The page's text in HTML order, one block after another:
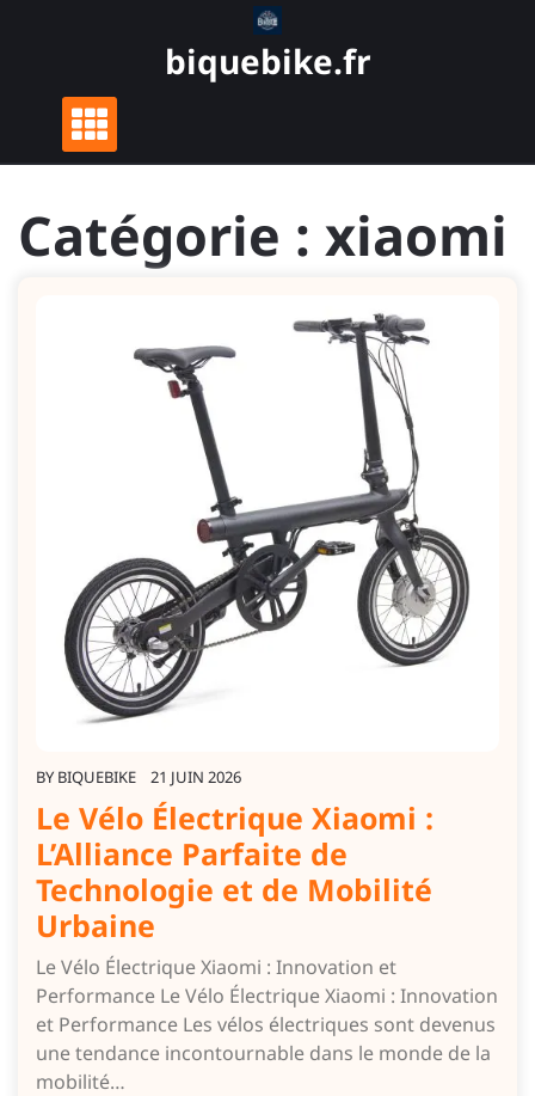
biquebike.fr
Catégorie : xiaomi
BY BIQUEBIKE 21 JUIN 2026
Le Vélo Électrique Xiaomi :
L’Alliance Parfaite de
Technologie et de Mobilité
Urbaine
Le Vélo Électrique Xiaomi : Innovation et
Performance Le Vélo Électrique Xiaomi : Innovation
et Performance Les vélos électriques sont devenus
une tendance incontournable dans le monde de la
mobilité…